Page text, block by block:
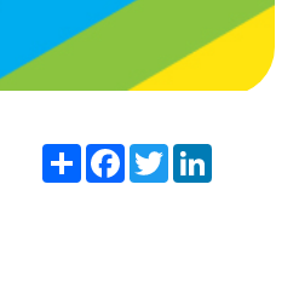
Share Facebook
Twitter